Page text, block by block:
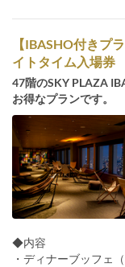
【IBASHO付きプ
イトタイム入場券
47階のSKY PLAZA
お得なプランです。
◆内容
・ディナーブッフェ